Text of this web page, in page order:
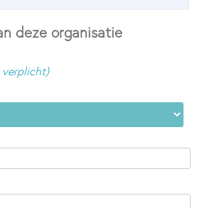
deze organisatie